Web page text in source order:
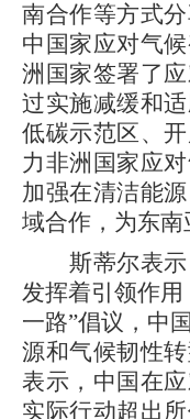
南合作等方式
中国家应对气
洲国家签署了
过实施减缓和
低碳示范区、
力非洲国家应
加强在清洁能
域合作，为东南
斯蒂尔表示
发挥着引领作
一路”倡议，中
源和气候韧性
表示，中国在
实际行动超出